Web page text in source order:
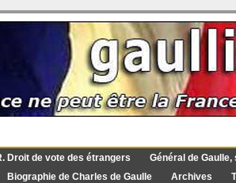
Droit de vote des étrangers Général de
Biographie de Charles de Gaulle Archives